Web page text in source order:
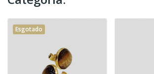
Esgotado